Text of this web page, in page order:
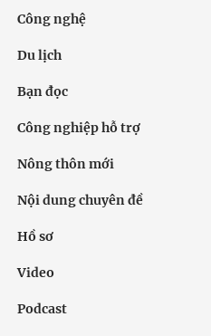
Công nghệ
Du lịch
Bạn đọc
Công nghiệp hỗ trợ
Nông thôn mới
Nội dung chuyên đề
Hồ sơ
Video
Podcast